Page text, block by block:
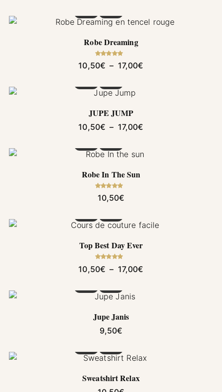
Robe Dreaming
Note
5.00
sur 5
10,50€ – 17,00€
JUPE JUMP
10,50€ – 17,00€
Robe In The Sun
Note 5.00
sur 5
10,50€
Top Best Day Ever
Note
5.00
sur 5
10,50€ – 17,00€
Jupe Janis
9,50€
Sweatshirt Relax